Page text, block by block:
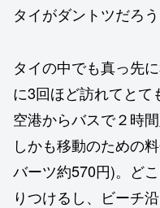
タイがダントツだろう
タイの中でも真っ先
に3回ほど訪れてとて
空港からバスで２時
しかも移動のための
バーツ約570円)。ど
りつけるし、ビーチ